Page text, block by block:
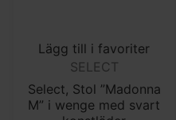
Lägg till i favoriter
SELECT
Select, Stol ”Madonna
M” i wenge med svart